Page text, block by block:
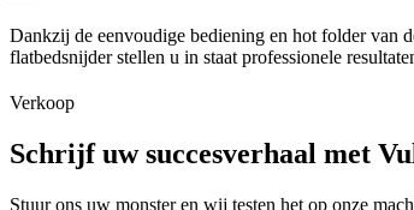
Dankzij de eenvoudige bediening en hot folder van
flatbedsnijder stellen u in staat professionele
Verkoop
Schrijf uw succesverhaal met
Stuur ons uw monster en wij testen het op onze